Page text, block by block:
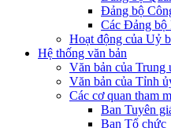
Đảng bộ
Các Đảng bộ
Hoạt động của Uỷ
Hệ thống văn bản
Văn bản của Trung
Văn bản của Tỉnh
Các cơ quan tham
Ban Tuyên
Ban Tổ chức